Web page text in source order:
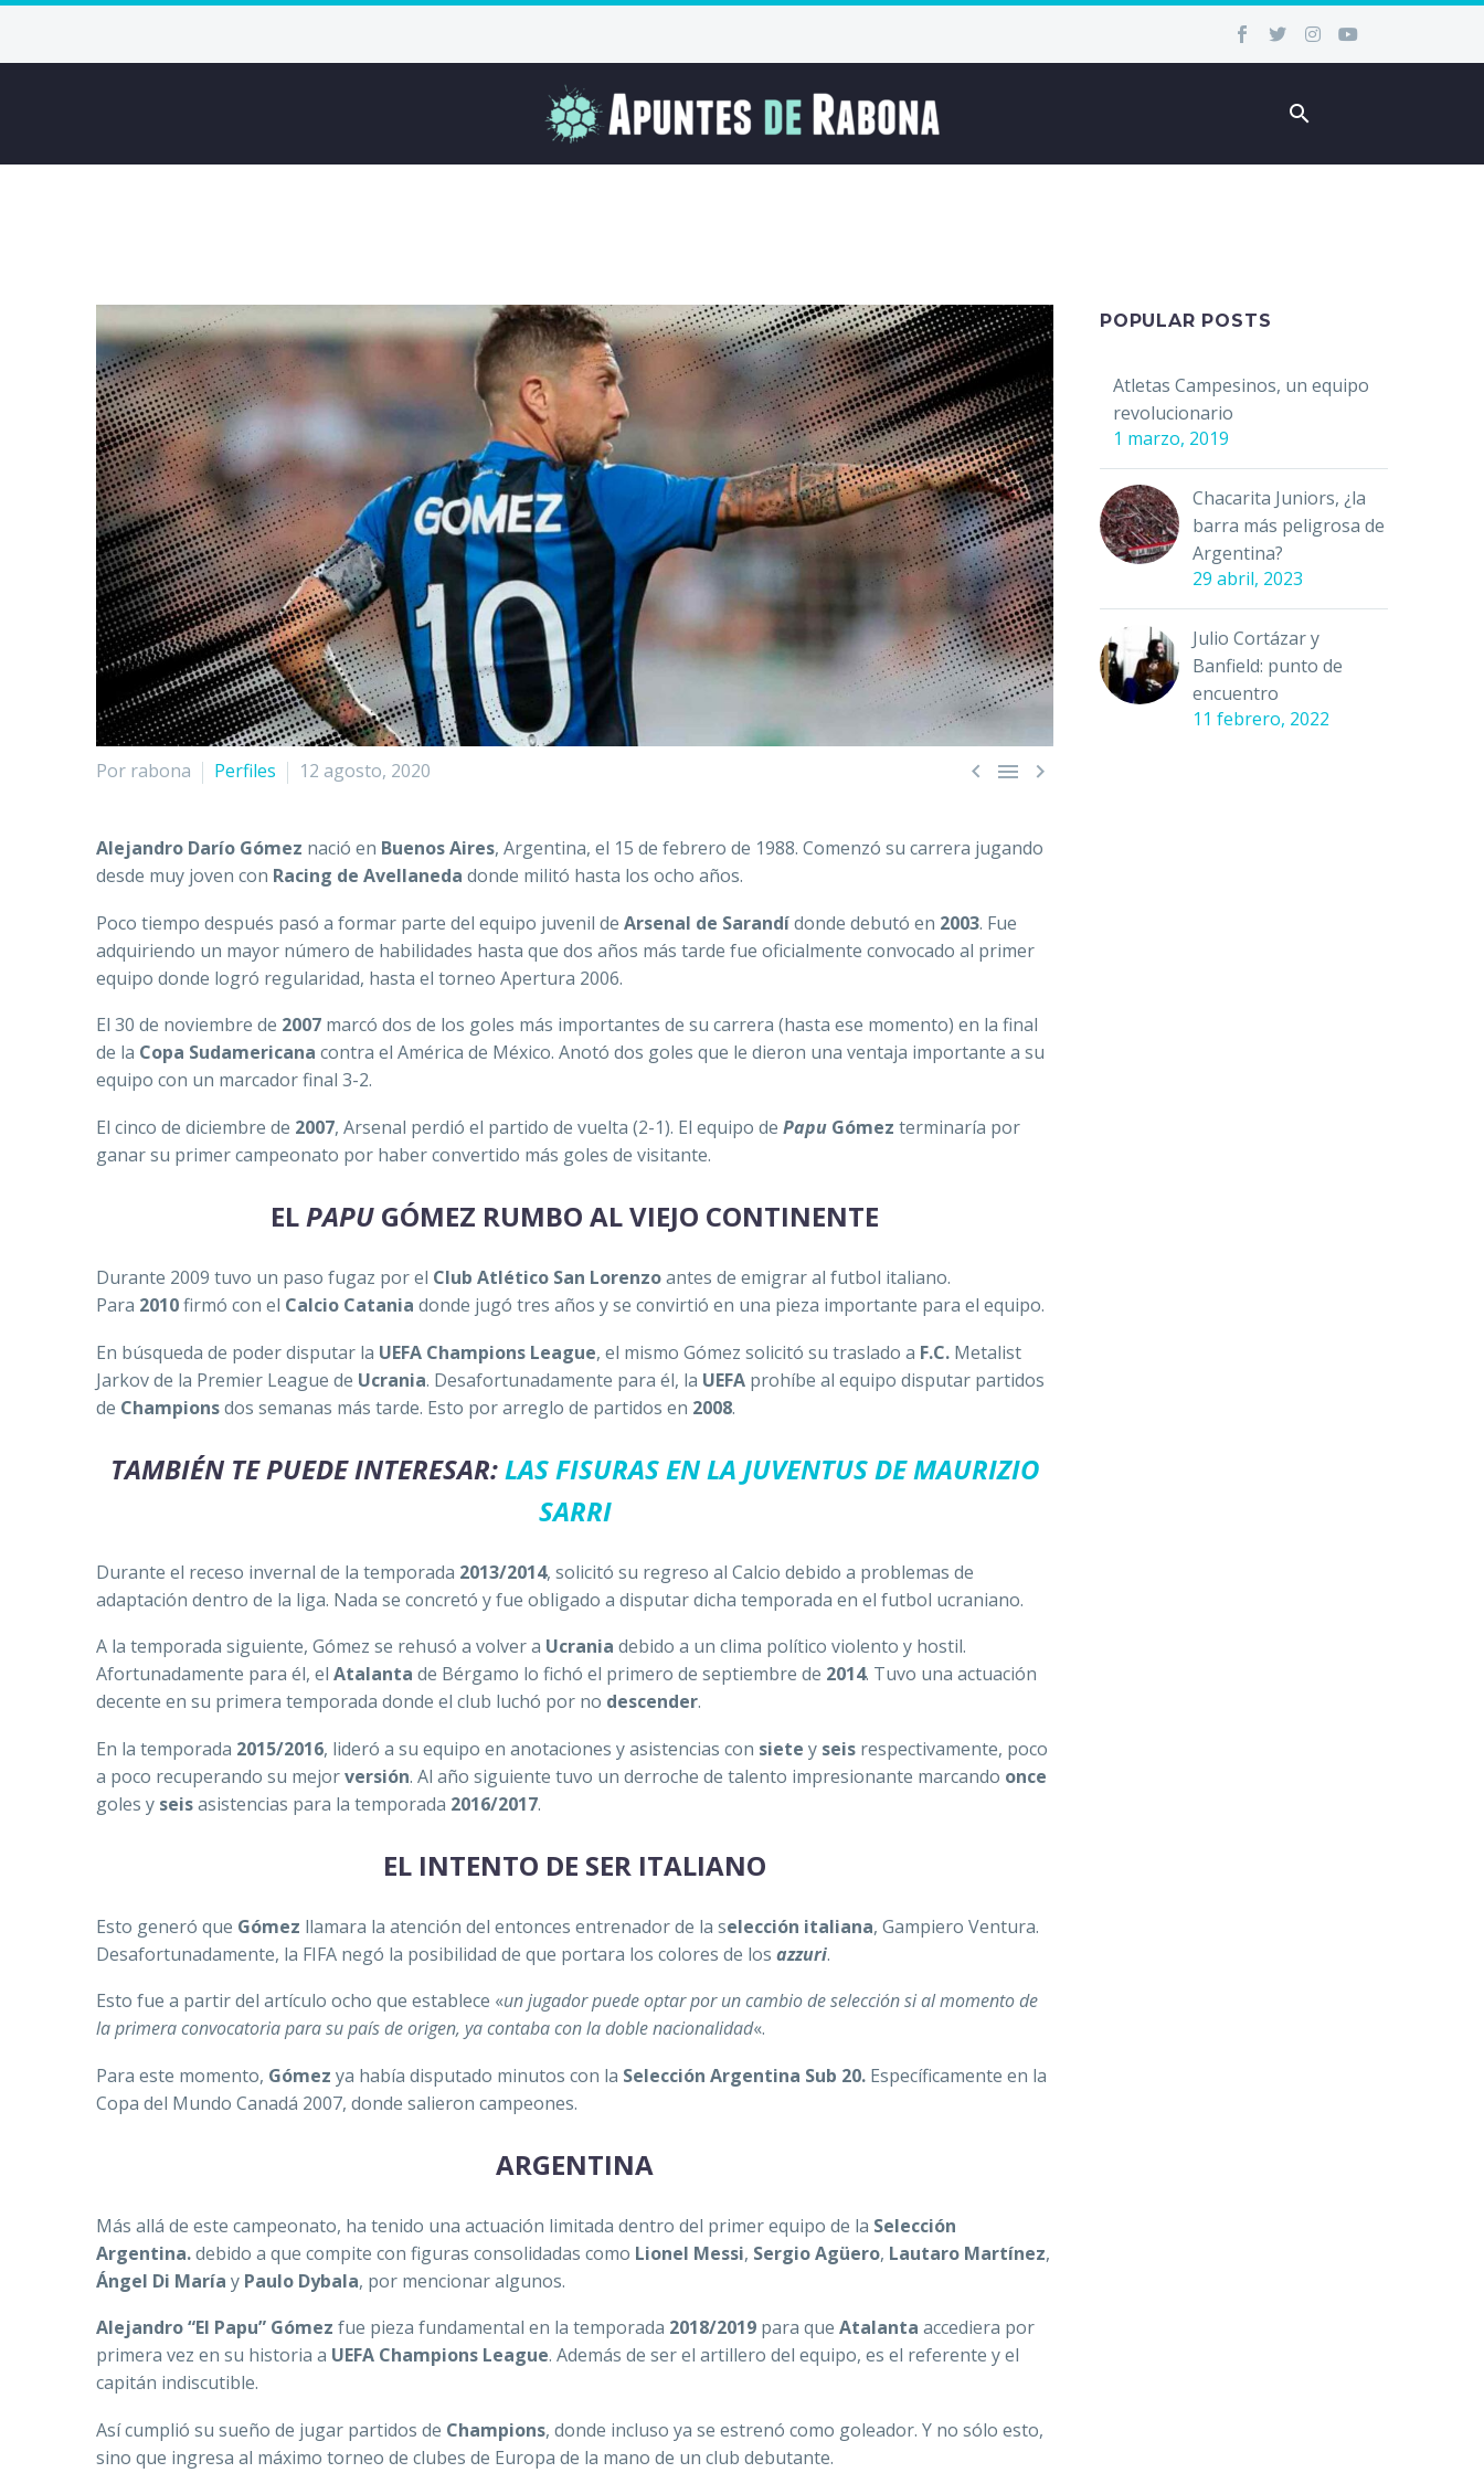
  
Por rabona Perfiles 12 agosto, 2020
Alejandro Darío Gómez nació en Buenos Aires, Argentina, el 15 de febrero de 1988. Comenzó su carrera jugando
desde muy joven con Racing de Avellaneda donde militó hasta los ocho años.
Poco tiempo después pasó a formar parte del equipo juvenil de Arsenal de Sarandídonde debutó en 2003. Fue
adquiriendo un mayor número de habilidades hasta que dos años más tarde fue oficialmente convocado al primer
equipo donde logró regularidad, hasta el torneo Apertura 2006.
El 30 de noviembre de 2007 marcó dos de los goles más importantes de su carrera (hasta ese momento) en la final
de la Copa Sudamericana contra el América de México. Anotó dos goles que le dieron una ventaja importante a su
equipo con un marcador final 3-2.
El cinco de diciembre de 2007, Arsenal perdió el partido de vuelta (2-1). El equipo de Papu Gómez terminaría por
ganar su primer campeonato por haber convertido más goles de visitante.
ELPAPU GÓMEZ RUMBO AL VIEJO CONTINENTE
Durante 2009 tuvo un paso fugaz por el Club Atlético San Lorenzoantes de emigrar al futbol italiano.
Para 2010firmó con el Calcio Catania donde jugó tres años y se convirtió en una pieza importante para el equipo.
En búsqueda de poder disputar la UEFA Champions League, el mismo Gómez solicitó su traslado a F.C. Metalist
Jarkov de la Premier League de Ucrania. Desafortunadamente para él, la UEFA prohíbe al equipo disputar partidos
de Championsdos semanas más tarde. Esto por arreglo de partidos en 2008.
TAMBIÉN TE PUEDE INTERESAR: LAS FISURAS EN LA JUVENTUS DE MAURIZIO
SARRI
Durante el receso invernal de la temporada 2013/2014, solicitó su regreso al Calcio debido a problemas de
adaptación dentro de la liga. Nada se concretó y fue obligado a disputar dicha temporada en el futbol ucraniano.
A la temporada siguiente, Gómez se rehusó a volver a Ucrania debido a un clima político violento y hostil.
Afortunadamente para él, el Atalanta de Bérgamo lo fichó el primero de septiembre de 2014. Tuvo una actuación
decente en su primera temporada donde el club luchó por no descender.
En la temporada 2015/2016, lideró a su equipo en anotaciones y asistencias con siete y seis respectivamente, poco
a poco recuperando su mejorversión. Al año siguiente tuvo un derroche de talento impresionante marcando once
goles y seisasistencias para la temporada 2016/2017.
EL INTENTO DE SER ITALIANO
Esto generó que Gómez llamara la atención del entonces entrenador de la selección italiana, Gampiero Ventura.
Desafortunadamente, la FIFA negó la posibilidad de que portara los colores de los azzuri.
Esto fue a partir del artículo ocho que establece «un jugador puede optar por un cambio de selección si al momento de
la primera convocatoria para su país de origen, ya contaba con la doble nacionalidad«.
Para este momento, Gómez ya había disputado minutos con la Selección Argentina Sub 20. Específicamente en la
Copa del Mundo Canadá 2007, donde salieron campeones.
ARGENTINA
Más allá de este campeonato, ha tenido una actuación limitada dentro del primer equipo de la Selección
Argentina.debido a que compite con figuras consolidadas como Lionel Messi, Sergio Agüero, Lautaro Martínez,
Ángel Di María y Paulo Dybala, por mencionar algunos.
Alejandro “El Papu” Gómez fue pieza fundamental en la temporada 2018/2019 para que Atalanta accediera por
primera vez en su historia a UEFA Champions League. Además de ser el artillero del equipo, es el referente y el
capitán indiscutible.
Así cumplió su sueño de jugar partidos de Champions, donde incluso ya se estrenó como goleador. Y no sólo esto,
sino que ingresa al máximo torneo de clubes de Europa de la mano de un club debutante.
POPULAR POSTS
Atletas Campesinos, un equipo
revolucionario
1 marzo, 2019
Chacarita Juniors, ¿la
barra más peligrosa de
Argentina?
29 abril, 2023
Julio Cortázar y
Banfield: punto de
encuentro
11 febrero, 2022